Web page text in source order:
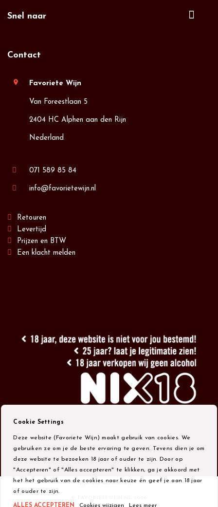
Snel naar
Contact
location_on Favoriete Wijn
Van Foreestlaan 5
2404 HC Alphen aan den Rijn
Nederland
071 589 85 84
info@favorietewijn.nl
Retouren
Levertijd
Prijzen en BTW
Een klacht melden
Algemene Voorwaarden
Cookie Settings
Deze website (Favoriete Wijn) maakt gebruik van cookies. We
gebruiken ze om je de beste ervaring te geven. Tevens dien je om
deze website te bezoeken 18 jaar of ouder te zijn. Door op
"Accepteren" of "Alles accepteren" te klikken, ga je akkoord met
het het gebruik van de cookies naar keuze én geef je aan 18 jaar
of ouder te zijn.
ALLES ACCEPTEREN Cookies wijzigen Lees meer